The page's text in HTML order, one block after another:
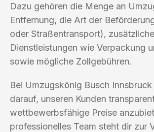
Dazu gehören die Menge an
Entfernung, die Art der
oder Straßentransport), zusätzliche
Dienstleistungen wie Verpackung
sowie mögliche Zollgebühren.
Bei Umzugskönig Busch
darauf, unseren Kunden
wettbewerbsfähige Preise
professionelles Team steht dir zur